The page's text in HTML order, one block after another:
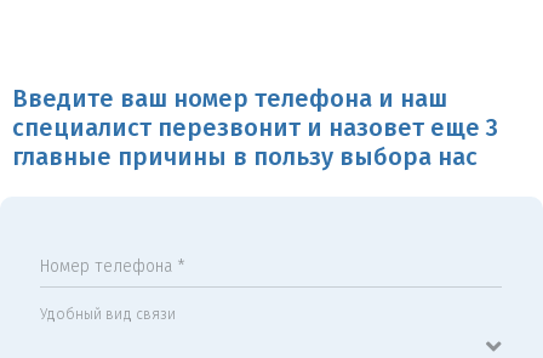
Введите ваш номер телефона и наш
специалист перезвонит и назовет еще 3
главные причины в пользу выбора нас
Номер телефона *
Удобный вид связи